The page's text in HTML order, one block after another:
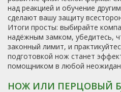
над реакцией и обучение
сделают вашу защиту
Итоги просты: выбирайте
надёжным замком, убедитесь,
законный лимит, и
подготовкой нож станет
помощником в любой
НОЖ ИЛИ ПЕРЦОВЫЙ